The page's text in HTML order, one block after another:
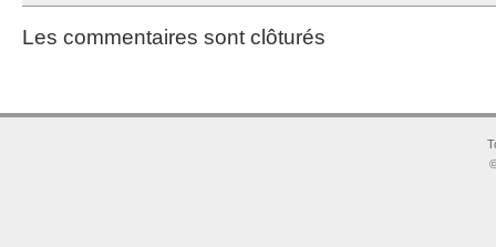
Les commentaires sont clôturés